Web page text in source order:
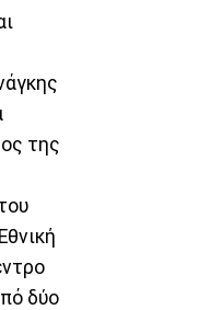
της
δύο